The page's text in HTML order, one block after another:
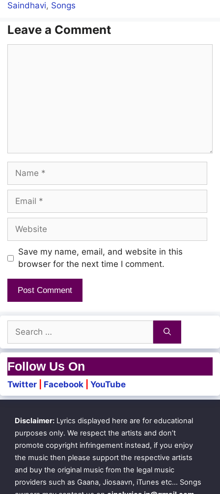
Saindhavi, Songs
Leave a Comment
Name
Email
Website
Save my name, email, and website in this
browser for the next time I comment.
Search
for:
Follow Us On
Twitter Facebook YouTube
Disclaimer: Lyrics displayed here are for educational
purposes only. We respect the artists and don’t
promote copyright infringement instead, if you enjoy
the music then please support the respective artists
and buy the original music from the legal music
providers such as Gaana, Jiosaavn, iTunes etc… Songs